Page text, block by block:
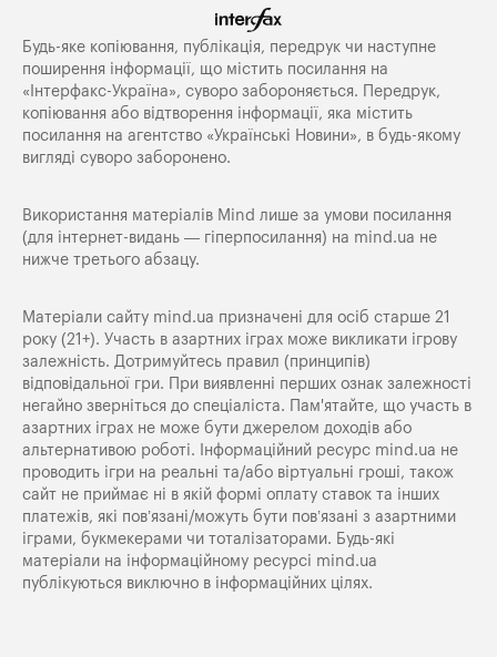
Будь-яке копiювання, публiкацiя, передрук чи наступне
поширення iнформацiї, що мiстить посилання на
«Iнтерфакс-Україна», суворо забороняється. Передрук,
копіювання або відтворення інформації, яка містить
посилання на агентство «Українські Новини», в будь-якому
вигляді суворо заборонено.
Використання матеріалів Mind лише за умови посилання
(для інтернет-видань — гіперпосилання) на mind.ua не
нижче третього абзацу.
Матеріали сайту mind.ua призначені для осіб старше 21
року (21+). Участь в азартних іграх може викликати ігрову
залежність. Дотримуйтесь правил (принципів)
відповідальної гри. При виявленні перших ознак залежності
негайно зверніться до спеціаліста. Пам'ятайте, що участь в
азартних іграх не може бути джерелом доходів або
альтернативою роботі. Інформаційний ресурс mind.ua не
проводить ігри на реальні та/або віртуальні гроші, також
сайт не приймає ні в якій формі оплату ставок та інших
платежів, які пов’язані/можуть бути пов’язані з азартними
іграми, букмекерами чи тоталізаторами. Будь-які
матеріали на інформаційному ресурсі mind.ua
публікуються виключно в інформаційних цілях.